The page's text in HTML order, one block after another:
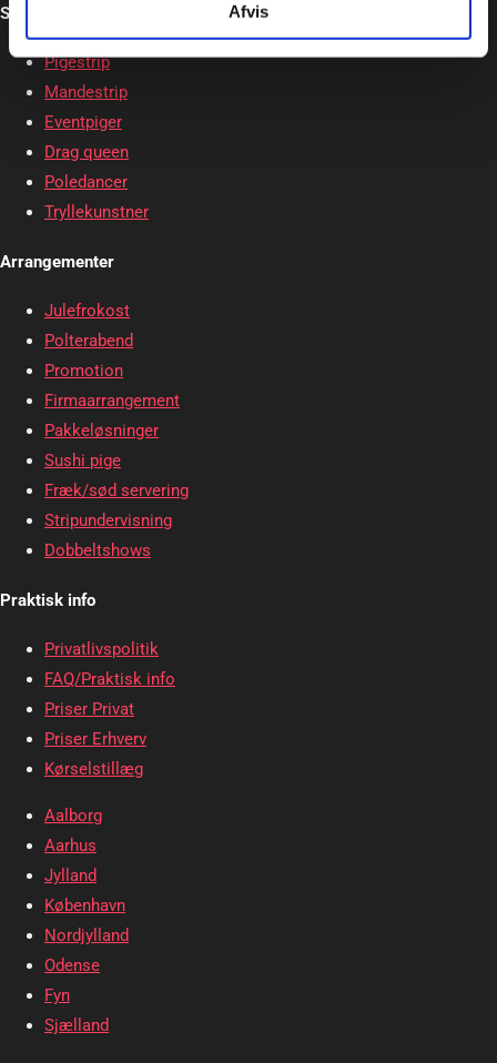
Afvis
Strip & Event
Pigestrip
Mandestrip
Eventpiger
Drag queen
Poledancer
Tryllekunstner
Arrangementer
Julefrokost
Polterabend
Promotion
Firmaarrangement
Pakkeløsninger
Sushi pige
Fræk/sød servering
Stripundervisning
Dobbeltshows
Praktisk info
Privatlivspolitik
FAQ/Praktisk info
Priser Privat
Priser Erhverv
Kørselstillæg
Aalborg
Aarhus
Jylland
København
Nordjylland
Odense
Fyn
Sjælland